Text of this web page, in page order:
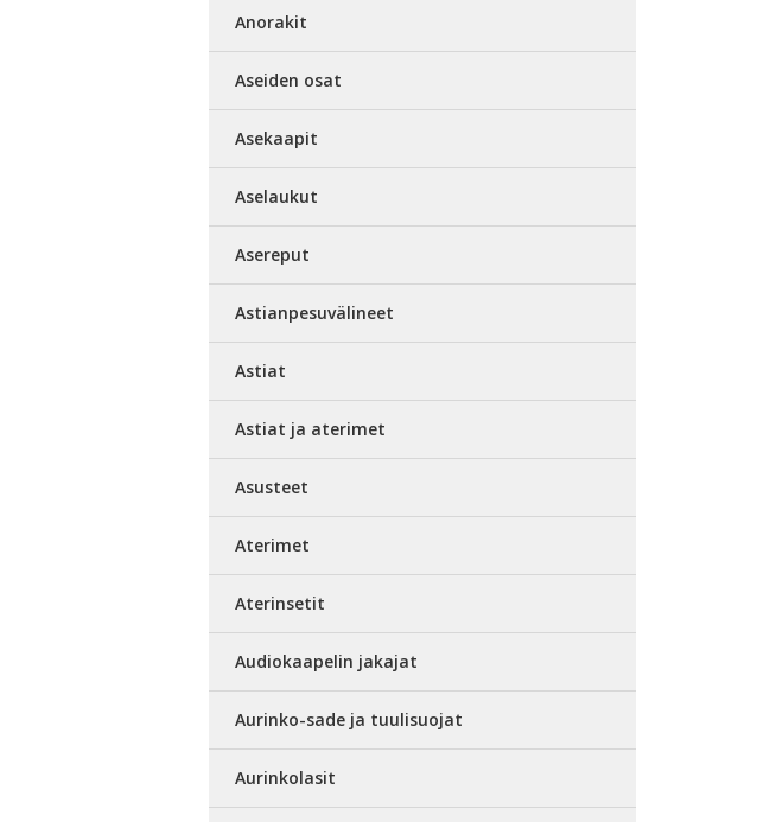
Anorakit
Aseiden osat
Asekaapit
Aselaukut
Asereput
Astianpesuvälineet
Astiat
Astiat ja aterimet
Asusteet
Aterimet
Aterinsetit
Audiokaapelin jakajat
Aurinko-sade ja tuulisuojat
Aurinkolasit